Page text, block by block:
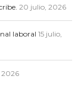
20 julio, 2026
laboral 15 julio,
2026